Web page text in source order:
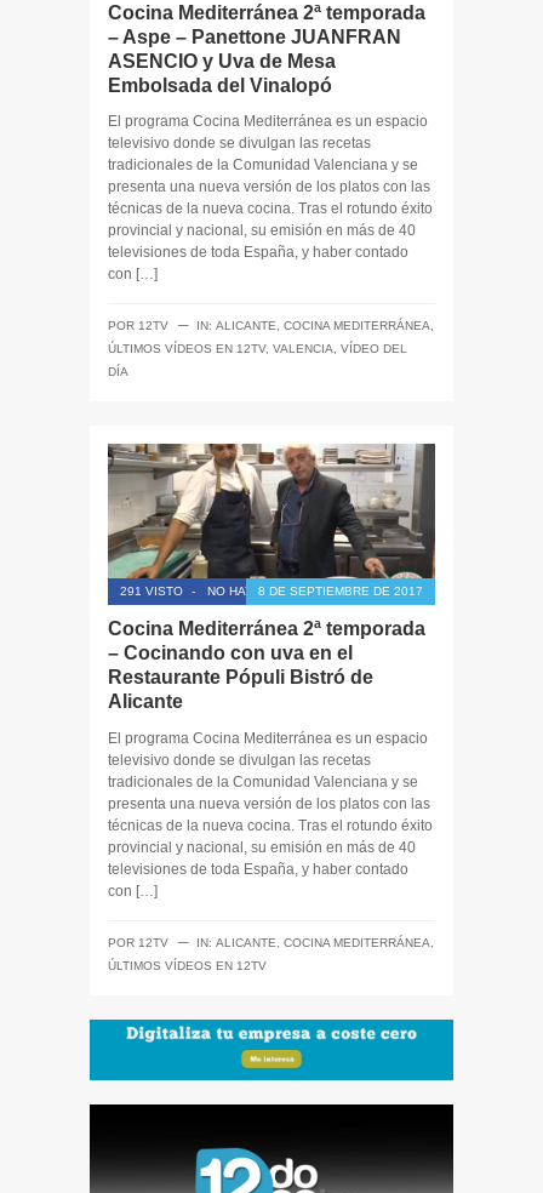
Cocina Mediterránea 2ª temporada
– Aspe – Panettone JUANFRAN
ASENCIO y Uva de Mesa
Embolsada del Vinalopó
El programa Cocina Mediterránea es un espacio
televisivo donde se divulgan las recetas
tradicionales de la Comunidad Valenciana y se
presenta una nueva versión de los platos con las
técnicas de la nueva cocina. Tras el rotundo éxito
provincial y nacional, su emisión en más de 40
televisiones de toda España, y haber contado
con […]
POR 12TV ─ IN: ALICANTE, COCINA MEDITERRÁNEA,
ÚLTIMOS VÍDEOS EN 12TV, VALENCIA, VÍDEO DEL
DÍA
291 VISTO - NO HAY COMENTARIOS
8 DE SEPTIEMBRE DE 2017
Cocina Mediterránea 2ª temporada
– Cocinando con uva en el
Restaurante Pópuli Bistró de
Alicante
El programa Cocina Mediterránea es un espacio
televisivo donde se divulgan las recetas
tradicionales de la Comunidad Valenciana y se
presenta una nueva versión de los platos con las
técnicas de la nueva cocina. Tras el rotundo éxito
provincial y nacional, su emisión en más de 40
televisiones de toda España, y haber contado
con […]
POR 12TV ─ IN: ALICANTE COCINA MEDITERRÁNEA
ÚLTIMOS VÍDEOS EN 12TV